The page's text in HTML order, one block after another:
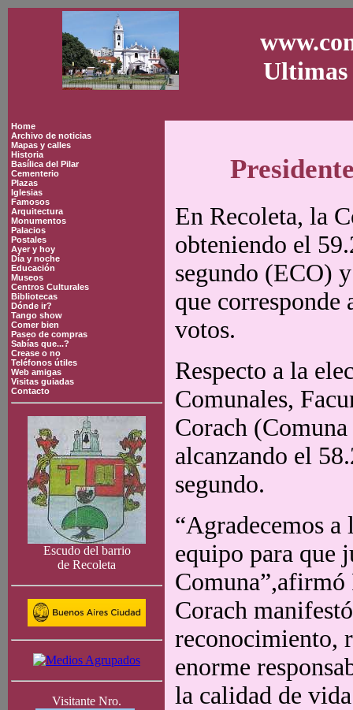
Ultimas
Home
Archivo de noticias
Mapas y calles
Historia
Basílica del Pilar
Cementerio
Plazas
Iglesias
Famosos
Arquitectura
Monumentos
Palacios
Postales
Ayer y hoy
Día y noche
Educación
Museos
Centros Culturales
Bibliotecas
Dónde ir?
Tango show
Comer bien
Paseo de compras
Sabías que...?
Crease o no
Teléfonos útiles
Web amigas
Visitas guiadas
Contacto
Escudo del barrio
de Recoleta
Visitante Nro.
En Recoleta, la
obteniendo el
segundo (ECO)
que
votos.
Respecto a la
Comunales,
Corach
alcanzando el
segundo.
“Agradecemos
equipo para que
Corach
reconocimiento,
enorme
la calidad de